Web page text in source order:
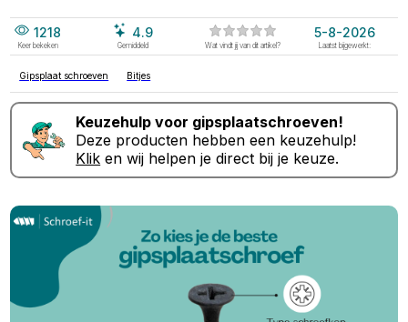
1218
Keer bekeken
4.9
Gemiddeld Wat vindt jij van dit artikel?
5-8-2026
Laatst bijgewerkt:
Gipsplaat schroeven Bitjes
Keuzehulp voor gipsplaatschroeven!
Deze producten hebben een keuzehulp!
Klik en wij helpen je direct bij je keuze.